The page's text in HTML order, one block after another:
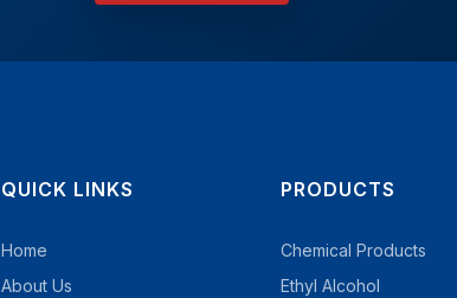
QUICK LINKS
Home
About Us
PRODUCTS
Chemical Products
Ethyl Alcohol